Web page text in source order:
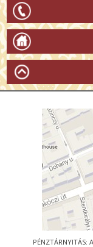
PÉNZTÁRNYITÁS: